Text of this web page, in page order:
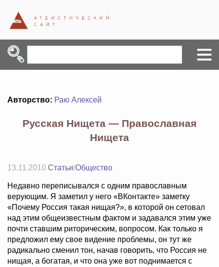
Авторство: Раю Алексей
Русская Нищета — Православная
Нищета
13.11.2010 Статьи/Общество
Недавно переписывался с одним православным
верующим. Я заметил у него «ВКонтакте» заметку
«Почему Россия такая нищая?», в которой он сетовал
над этим общеизвестным фактом и задавался этим уже
почти ставшим риторическим, вопросом. Как только я
предложил ему свое видение проблемы, он тут же
радикально сменил тон, начав говорить, что Россия не
нищая, а богатая, и что она уже вот поднимается с